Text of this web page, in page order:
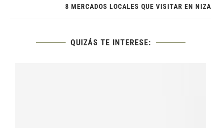
8 MERCADOS LOCALES QUE VISITAR EN NIZA
QUIZÁS TE INTERESE: